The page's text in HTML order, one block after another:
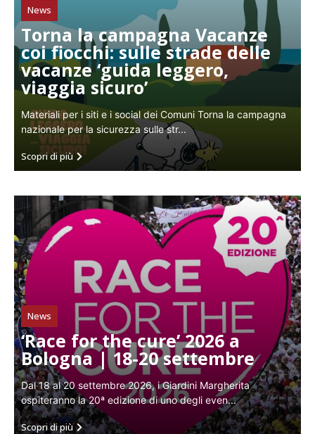
News
Torna la campagna Vacanze
coi fiocchi: sulle strade delle
vacanze ‘guida leggero,
viaggia sicuro’
Materiali per i siti e i social dei Comuni Torna la campagna
nazionale per la sicurezza sulle str...
Scopri di più
News
‘Race for the cure’ 2026 a
Bologna | 18-20 settembre
Dal 18 al 20 settembre 2026, i Giardini Margherita
ospiteranno la 20ª edizione di uno degli even...
Scopri di più